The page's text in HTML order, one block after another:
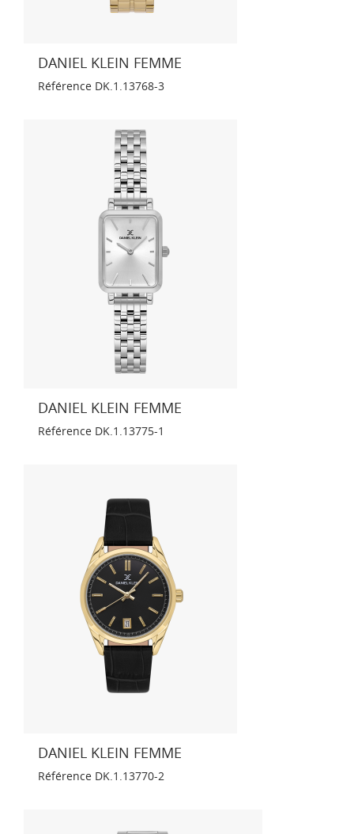
DANIEL KLEIN FEMME
Référence DK.1.13768-3
DANIEL KLEIN FEMME
Référence DK.1.13775-1
DANIEL KLEIN FEMME
Référence DK.1.13770-2